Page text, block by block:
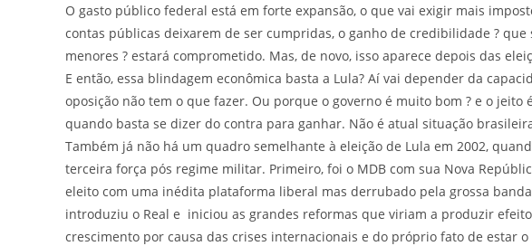
O gasto público federal está em forte expansão, o que vai exigir mais
contas públicas deixarem de ser cumpridas, o ganho de credibilidade ?
menores ? estará comprometido. Mas, de novo, isso aparece depois das
E então, essa blindagem econômica basta a Lula? Aí vai depender da
oposição não tem o que fazer. Ou porque o governo é muito bom ? e o
quando basta se dizer do contra para ganhar. Não é atual situação
Também já não há um quadro semelhante à eleição de Lula em 2002,
terceira força pós regime militar. Primeiro, foi o MDB com sua Nova
eleito com uma inédita plataforma liberal mas derrubado pela grossa
introduziu o Real e iniciou as grandes reformas que viriam a produzir
crescimento por causa das crises internacionais e do próprio fato de estar